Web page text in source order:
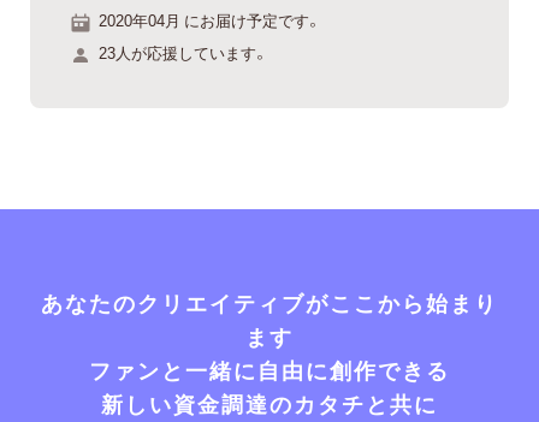
2020年04月 にお届け予定です。
23人が応援しています。
あなたのクリエイティブがここから始まり
ます
ファンと一緒に自由に創作できる
新しい資金調達のカタチと共に